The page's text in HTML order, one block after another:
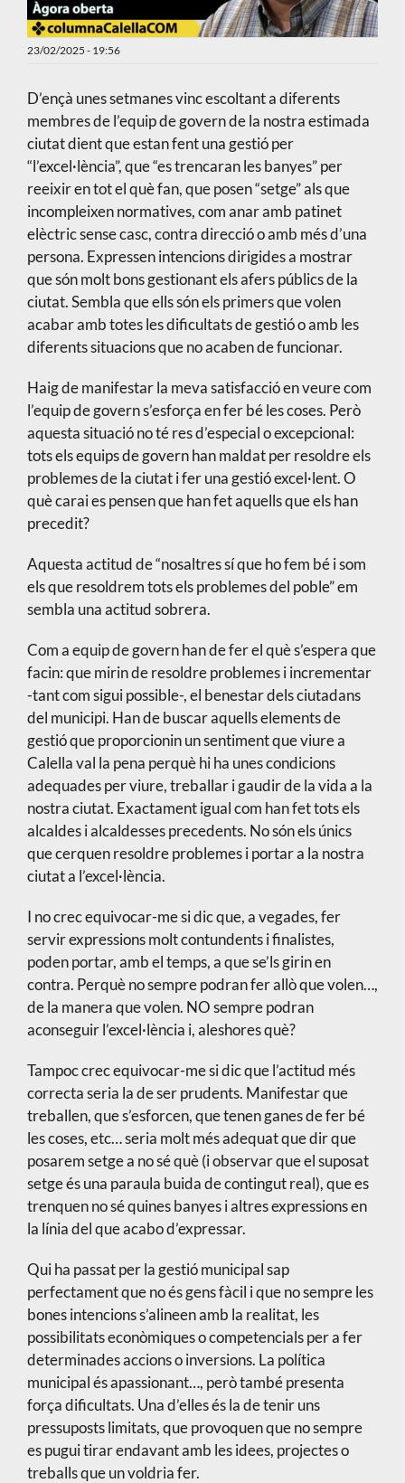
23/02/2025 - 19:56
D’ençà unes setmanes vinc escoltant a diferents
membres de l’equip de govern de la nostra estimada
ciutat dient que estan fent una gestió per
“l’excel·lència”, que “es trencaran les banyes” per
reeixir en tot el què fan, que posen “setge” als que
incompleixen normatives, com anar amb patinet
elèctric sense casc, contra direcció o amb més d’una
persona. Expressen intencions dirigides a mostrar
que són molt bons gestionant els afers públics de la
ciutat. Sembla que ells són els primers que volen
acabar amb totes les dificultats de gestió o amb les
diferents situacions que no acaben de funcionar.
Haig de manifestar la meva satisfacció en veure com
l’equip de govern s’esforça en fer bé les coses. Però
aquesta situació no té res d’especial o excepcional:
tots els equips de govern han maldat per resoldre els
problemes de la ciutat i fer una gestió excel·lent. O
què carai es pensen que han fet aquells que els han
precedit?
Aquesta actitud de “nosaltres sí que ho fem bé i som
els que resoldrem tots els problemes del poble” em
sembla una actitud sobrera.
Com a equip de govern han de fer el què s’espera que
facin: que mirin de resoldre problemes i incrementar
-tant com sigui possible-, el benestar dels ciutadans
del municipi. Han de buscar aquells elements de
gestió que proporcionin un sentiment que viure a
Calella val la pena perquè hi ha unes condicions
adequades per viure, treballar i gaudir de la vida a la
nostra ciutat. Exactament igual com han fet tots els
alcaldes i alcaldesses precedents. No són els únics
que cerquen resoldre problemes i portar a la nostra
ciutat a l’excel·lència.
I no crec equivocar-me si dic que, a vegades, fer
servir expressions molt contundents i finalistes,
poden portar, amb el temps, a que se’ls girin en
contra. Perquè no sempre podran fer allò que volen…,
de la manera que volen. NO sempre podran
aconseguir l’excel·lència i, aleshores què?
Tampoc crec equivocar-me si dic que l’actitud més
correcta seria la de ser prudents. Manifestar que
treballen, que s’esforcen, que tenen ganes de fer bé
les coses, etc… seria molt més adequat que dir que
posarem setge a no sé què (i observar que el suposat
setge és una paraula buida de contingut real), que es
trenquen no sé quines banyes i altres expressions en
la línia del que acabo d’expressar.
Qui ha passat per la gestió municipal sap
perfectament que no és gens fàcil i que no sempre les
bones intencions s’alineen amb la realitat, les
possibilitats econòmiques o competencials per a fer
determinades accions o inversions. La política
municipal és apassionant…, però també presenta
força dificultats. Una d’elles és la de tenir uns
pressuposts limitats, que provoquen que no sempre
es pugui tirar endavant amb les idees, projectes o
treballs que un voldria fer.